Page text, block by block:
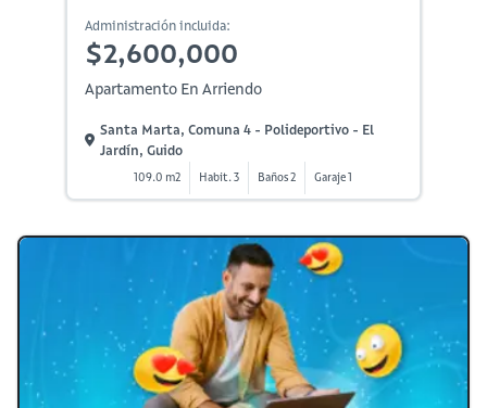
Administración incluida:
$2,600,000
Apartamento En Arriendo
Santa Marta, Comuna 4 - Polideportivo - El
Jardín, Guido
109.0 m2 Habit. 3 Baños 2 Garaje 1